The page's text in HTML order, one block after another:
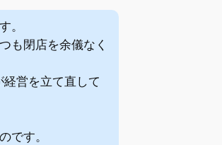
。
も閉店を余儀なく
営を立て直して
です。